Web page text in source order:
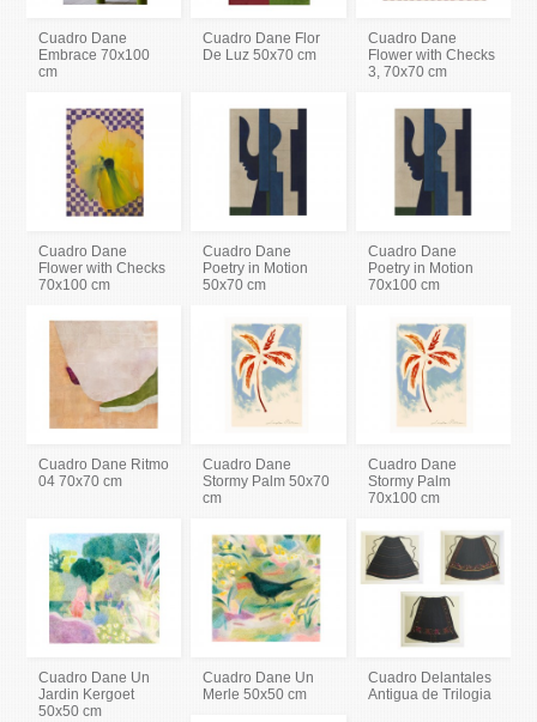
Cuadro Dane
Embrace 70x100
cm
Cuadro Dane Flor
De Luz 50x70 cm
Cuadro Dane
Flower with Checks
3, 70x70 cm
Cuadro Dane
Flower with Checks
70x100 cm
Cuadro Dane
Poetry in Motion
50x70 cm
Cuadro Dane
Poetry in Motion
70x100 cm
Cuadro Dane Ritmo
04 70x70 cm
Cuadro Dane
Stormy Palm 50x70
cm
Cuadro Dane
Stormy Palm
70x100 cm
Cuadro Dane Un
Jardin Kergoet
50x50 cm
Cuadro Dane Un
Merle 50x50 cm
Cuadro Delantales
Antigua de Trilogia